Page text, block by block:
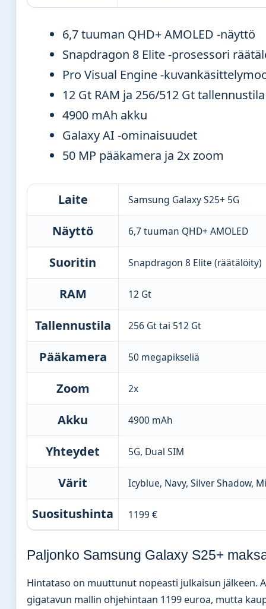
6,7 tuuman QHD+ AMOLED -näyttö
Snapdragon 8 Elite -prosessori
Pro Visual Engine -
12 Gt RAM ja 256/512 Gt tallennustila
4900 mAh akku
Galaxy AI -ominaisuudet
50 MP pääkamera ja 2x zoom
Laite Samsung Galaxy S25+ 5G
Näyttö 6,7 tuuman QHD+ AMOLED
Suoritin Snapdragon 8 Elite (räätälöity)
RAM 12 Gt
Tallennustila 256 Gt tai 512 Gt
Pääkamera 50 megapikseliä
Zoom 2x
Akku 4900 mAh
Yhteydet 5G, Dual SIM
Värit Icyblue, Navy, Silver Shadow,
Suositushinta 1199 €
Paljonko Samsung Galaxy S25+
Hintataso on muuttunut nopeasti julkaisun jälkeen.
gigatavun mallin ohjehintaan 1199 euroa, mutta